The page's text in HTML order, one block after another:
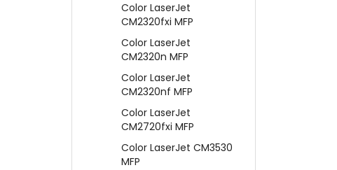
Color LaserJet
CM2320fxi MFP
Color LaserJet
CM2320n MFP
Color LaserJet
CM2320nf MFP
Color LaserJet
CM2720fxi MFP
Color LaserJet CM3530
MFP